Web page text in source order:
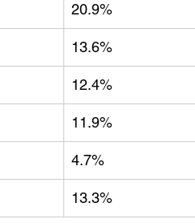
20.9%
13.6%
12.4%
11.9%
4.7%
13.3%